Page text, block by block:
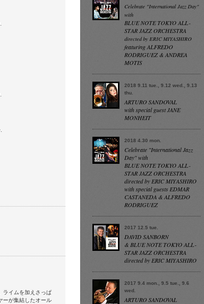
ライムを加えさっぱ
ーが集結したオール
Celebrate "International Jazz Day"
with
BLUE NOTE TOKYO ALL-
STAR JAZZ ORCHESTRA
directed by ERIC MIYASHIRO
featuring ALFREDO
RODRIGUEZ & ANDREA
MOTIS
2018 9.11 tue., 9.12 wed., 9.13
thu.
ARTURO SANDOVAL
with special guest JANE
MONHEIT
2018 4.30 mon.
Celebrate "International Jazz
Day" with
BLUE NOTE TOKYO ALL-
STAR JAZZ ORCHESTRA
directed by ERIC MIYASHIRO
with special guests EDMAR
CASTANEDA & ALFREDO
RODRIGUEZ
2017 12.5 tue.
DAVID SANBORN
& BLUE NOTE TOKYO ALL-
STAR JAZZ ORCHESTRA
directed by ERIC MIYASHIRO
2017 9.4 mon., 9.5 tue., 9.6
wed.
ARTURO SANDOVAL